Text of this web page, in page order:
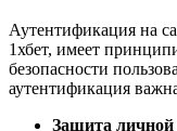
Аутентификация на
1хбет, имеет
безопасности
аутентификация
Защита